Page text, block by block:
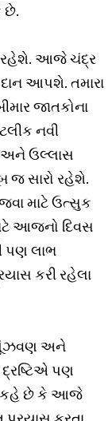
છે.
રહેશે. આજે ચંદ્ર
આપશે. તમારા
જાતકોના
નવી
અને ઉલ્લાસ
જ સારો રહેશે.
માટે ઉત્સુક
આજનો દિવસ
પણ લાભ
કરી રહેલા
મૂંઝવણ અને
દ્રષ્ટિએ પણ
કહે છે કે આજે